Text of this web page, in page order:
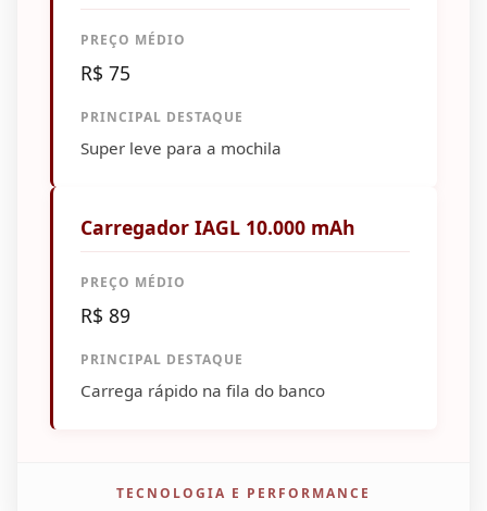
PREÇO MÉDIO
R$ 75
PRINCIPAL DESTAQUE
Super leve para a mochila
Carregador IAGL 10.000 mAh
PREÇO MÉDIO
R$ 89
PRINCIPAL DESTAQUE
Carrega rápido na fila do banco
TECNOLOGIA E PERFORMANCE